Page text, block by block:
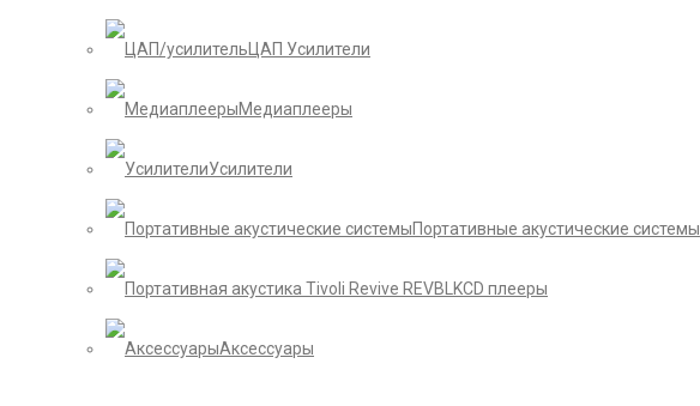
ЦАП Усилители
Медиаплееры
Усилители
Портативные акустические системы
CD плееры
Аксессуары